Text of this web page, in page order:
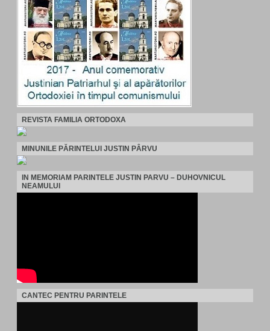
REVISTA FAMILIA ORTODOXA
MINUNILE PĂRINTELUI JUSTIN PÂRVU
IN MEMORIAM PARINTELE JUSTIN PARVU – DUHOVNICUL
NEAMULUI
CANTEC PENTRU PARINTELE